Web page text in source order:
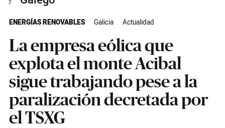
ENERGÍAS RENOVABLES Galicia Actualidad
La empresa eólica que
explota el monte Acibal
sigue trabajando pese a la
paralización decretada por
el TSXG